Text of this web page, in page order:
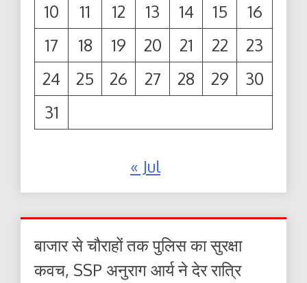
10
11 12 13 14 15
16
17
18 19 20 21 22
23
24
25 26 27 28 29
30
31
« Jul
बाजार से चौराहों तक पुलिस का सुरक्षा
कवच, SSP अनुराग आर्य ने देर रात्रि